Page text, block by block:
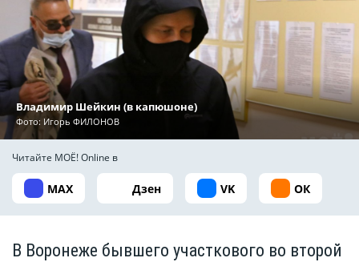
Владимир Шейкин (в капюшоне)
Фото: Игорь ФИЛОНОВ
Читайте МОЁ! Online в
MAX Дзен VK ОК
В Воронеже бывшего участкового во второй